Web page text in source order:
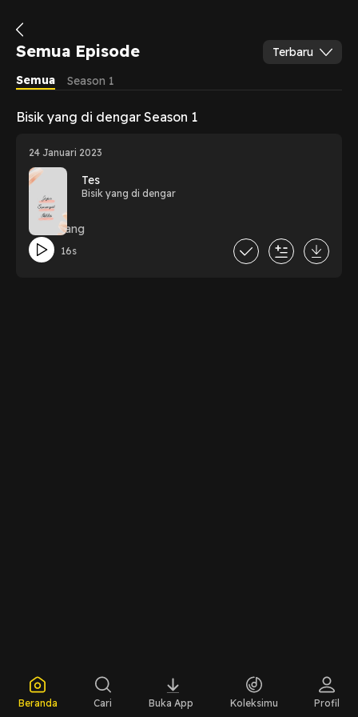
Semua Episode
Terbaru
Semua
Season 1
Bisik yang di dengar Season 1
24 Januari 2023
Tes
Bisik yang di dengar
Tes doang
16s
Beranda Cari Buka App Koleksimu Profil